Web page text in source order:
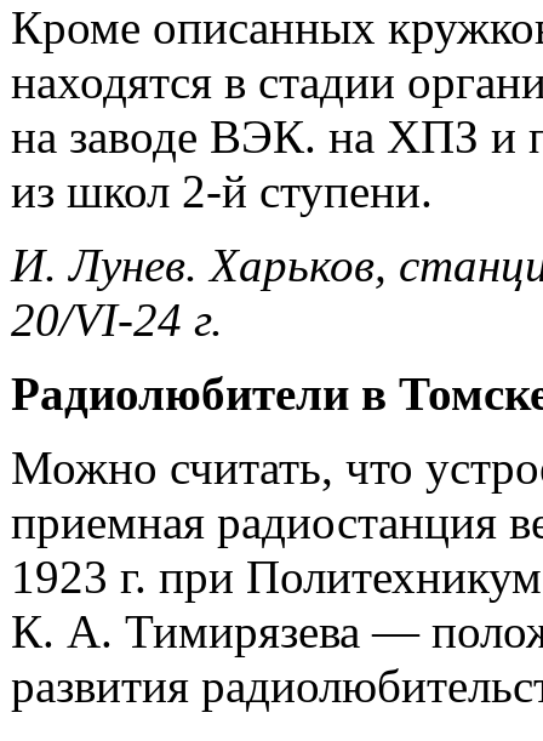
Кроме описанных
находятся в стадии
на заводе ВЭК. на ХПЗ и
из школ 2-й ступени.
И. Лунев. Харьков,
20/VI-24 г.
Радиолюбители в
Можно считать, что
приемная радиостанция
1923 г. при
К. А. Тимирязева —
развития